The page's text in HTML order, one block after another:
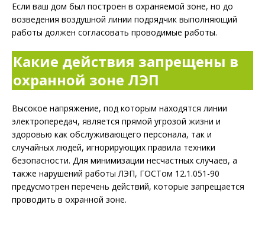
Если ваш дом был построен в охраняемой зоне, но до
возведения воздушной линии подрядчик выполняющий
работы должен согласовать проводимые работы.
Какие действия запрещены в
охранной зоне ЛЭП
Высокое напряжение, под которым находятся линии
электропередач, является прямой угрозой жизни и
здоровью как обслуживающего персонала, так и
случайных людей, игнорирующих правила техники
безопасности. Для минимизации несчастных случаев, а
также нарушений работы ЛЭП, ГОСТом 12.1.051-90
предусмотрен перечень действий, которые запрещается
проводить в охранной зоне.